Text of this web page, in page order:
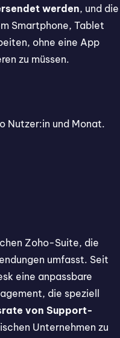
werden, und die
Smartphone, Tablet
ohne eine App
zu müssen.
Nutzer:in und Monat.
Zoho-Suite, die
umfasst. Seit
eine anpassbare
die speziell
von Support-
Unternehmen zu